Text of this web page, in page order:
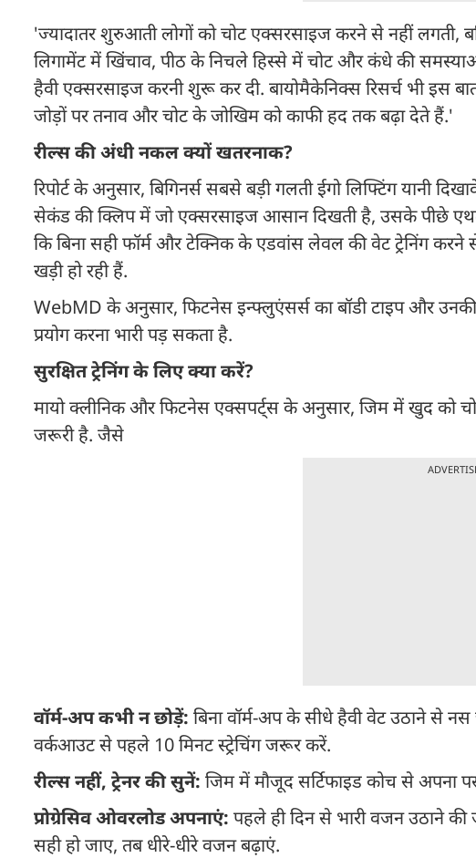
'ज्यादातर शुरुआती लोगों को चोट एक्सरसाइज करने से नहीं
लिगामेंट में खिंचाव, पीठ के निचले हिस्से में चोट और कंधे की
हैवी एक्सरसाइज करनी शुरू कर दी. बायोमैकेनिक्स रिसर्च भी इस
जोड़ों पर तनाव और चोट के जोखिम को काफी हद तक बढ़ा देते हैं.'
रील्स की अंधी नकल क्यों खतरनाक?
रिपोर्ट के अनुसार, बिगिनर्स सबसे बड़ी गलती ईगो लिफ्टिंग यानी
सेकंड की क्लिप में जो एक्सरसाइज आसान दिखती है, उसके पीछे
कि बिना सही फॉर्म और टेक्निक के एडवांस लेवल की वेट ट्रेनिंग
खड़ी हो रही हैं.
WebMD के अनुसार, फिटनेस इन्फ्लुएंसर्स का बॉडी टाइप और
प्रयोग करना भारी पड़ सकता है.
सुरक्षित ट्रेनिंग के लिए क्या करें?
मायो क्लीनिक और फिटनेस एक्सपर्ट्स के अनुसार, जिम में खुद को
जरूरी है. जैसे
वॉर्म-अप कभी न छोड़ें: बिना वॉर्म-अप के सीधे हैवी वेट उठाने से
वर्कआउट से पहले 10 मिनट स्ट्रेचिंग जरूर करें.
रील्स नहीं, ट्रेनर की सुनें: जिम में मौजूद सर्टिफाइड कोच से अपना
प्रोग्रेसिव ओवरलोड अपनाएं: पहले ही दिन से भारी वजन उठाने
सही हो जाए, तब धीरे-धीरे वजन बढ़ाएं.